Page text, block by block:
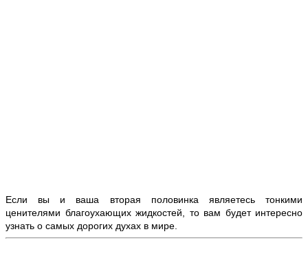
Если вы и ваша вторая половинка являетесь тонкими
ценителями благоухающих жидкостей, то вам будет интересно
узнать о самых дорогих духах в мире.